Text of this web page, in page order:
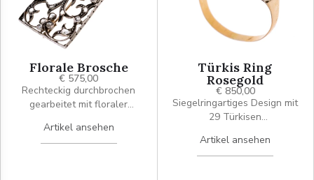
Florale Brosche
€ 575,00
Rechteckig durchbrochen
gearbeitet mit floraler
Diamantenrosen und einem
Altschlffdiamanten á ca. ct
Artikel ansehen
Türkis Ring
Rosegold
€ 850,00
Siegelringartiges Design mit
29 Türkisen
und feinen Farbnuancen im
Oberteil.
Artikel ansehen